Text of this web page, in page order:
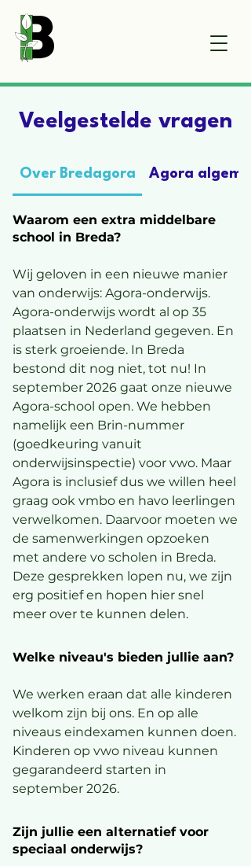
Veelgestelde vragen
Over Bredagora Agora
Waarom een extra middelbare
school in Breda?
Wij geloven in een nieuwe manier
van onderwijs: Agora-onderwijs.
Agora-onderwijs wordt al op 35
plaatsen in Nederland gegeven. En
is sterk groeiende. In Breda
bestond dit nog niet, tot nu! In
september 2026 gaat onze nieuwe
Agora-school open. We hebben
namelijk een Brin-nummer
(goedkeuring vanuit
onderwijsinspectie) voor vwo. Maar
Agora is inclusief dus we willen heel
graag ook vmbo en havo leerlingen
verwelkomen. Daarvoor moeten we
de samenwerkingen opzoeken
met andere vo scholen in Breda.
Deze gesprekken lopen nu, we zijn
erg positief en hopen hier snel
meer over te kunnen delen.
Welke niveau's bieden jullie aan?
We werken eraan dat alle kinderen
welkom zijn bij ons. En op alle
niveaus eindexamen kunnen doen.
Kinderen op vwo niveau kunnen
gegarandeerd starten in
september 2026.
Zijn jullie een alternatief voor
speciaal onderwijs?